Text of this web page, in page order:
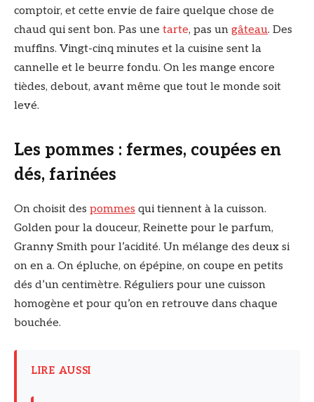
comptoir, et cette envie de faire quelque chose de
chaud qui sent bon. Pas une tarte, pas un gâteau. Des
muffins. Vingt-cinq minutes et la cuisine sent la
cannelle et le beurre fondu. On les mange encore
tièdes, debout, avant même que tout le monde soit
levé.
Les pommes : fermes, coupées en
dés, farinées
On choisit des pommes qui tiennent à la cuisson.
Golden pour la douceur, Reinette pour le parfum,
Granny Smith pour l’acidité. Un mélange des deux si
on en a. On épluche, on épépine, on coupe en petits
dés d’un centimètre. Réguliers pour une cuisson
homogène et pour qu’on en retrouve dans chaque
bouchée.
LIRE AUSSI